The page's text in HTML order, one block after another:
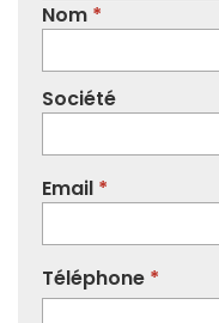
Nom
Société
Email
Téléphone